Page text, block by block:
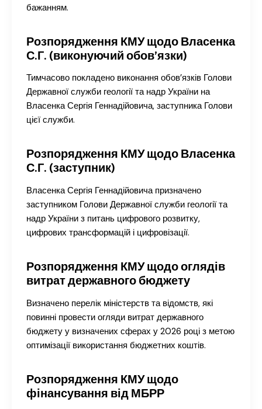
бажанням.
Розпорядження КМУ щодо Власенка
С.Г. (виконуючий обов’язки)
Тимчасово покладено виконання обов’язків Голови
Державної служби геології та надр України на
Власенка Сергія Геннадійовича, заступника Голови
цієї служби.
Розпорядження КМУ щодо Власенка
С.Г. (заступник)
Власенка Сергія Геннадійовича призначено
заступником Голови Державної служби геології та
надр України з питань цифрового розвитку,
цифрових трансформацій і цифровізації.
Розпорядження КМУ щодо оглядів
витрат державного бюджету
Визначено перелік міністерств та відомств, які
повинні провести огляди витрат державного
бюджету у визначених сферах у 2026 році з метою
оптимізації використання бюджетних коштів.
Розпорядження КМУ щодо
фінансування від МБРР